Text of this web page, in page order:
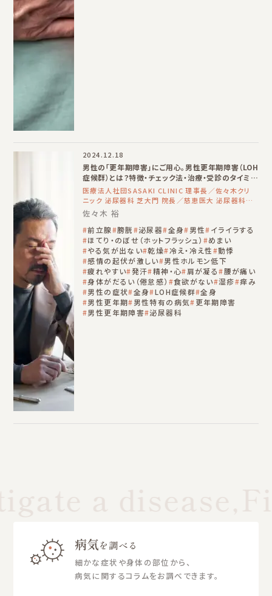
2024.12.18
男性の「更年期障害」にご用心。男性更年期障害（LOH
症候群）とは？特徴・チェック法・治療・受診のタイミン
グまで詳しく解説。
医療法人社団SASAKI CLINIC 理事長／佐々木クリ
ニック 泌尿器科 芝大門 院長／慈恵医大 泌尿器科
非常勤講師
佐々木 裕
前立腺 膀胱 泌尿器 全身 男性 イライラする
ほてり・のぼせ（ホットフラッシュ）
めまい
やる気が出ない 乾燥 冷え・冷え性
動悸
感情の起伏が激しい 男性ホルモン低下
疲れやすい 発汗 精神・心 肩が凝る 腰が痛い
身体がだるい（倦怠感）
食欲がない 湿疹
痒み
男性の症状 全身 LOH症候群 全身
男性更年期 男性特有の病気 更年期障害
男性更年期障害 泌尿器科
病気を調べる
細かな症状や身体の部位から、
病気に関するコラムをお調べできます。